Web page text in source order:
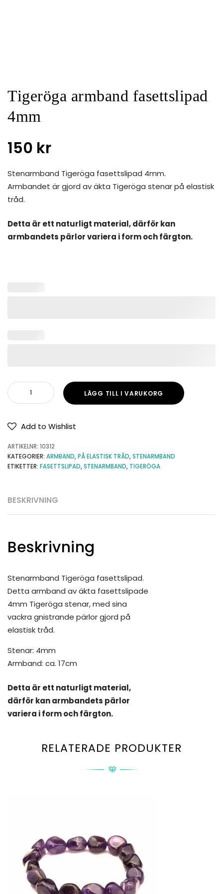
Tigeröga armband fasettslipad
4mm
150 kr
Stenarmband Tigeröga fasettslipad 4mm.
Armbandet är gjord av äkta Tigeröga stenar på elastisk
tråd.
Detta är ett naturligt material, därför kan
armbandets pärlor variera i form och färgton.
LÄGG TILL I VARUKORG
Add to Wishlist
ARTIKELNR: 10312
KATEGORIER: ARMBAND, PÅ ELASTISK TRÅD, STENARMBAND
ETIKETTER: FASETTSLIPAD, STENARMBAND, TIGERÖGA
BESKRIVNING
Beskrivning
Stenarmband Tigeröga fasettslipad.
Detta armband av äkta fasettslipade
4mm Tigeröga stenar, med sina
vackra gnistrande pärlor gjord på
elastisk tråd.
Stenar: 4mm
Armband: ca. 17cm
Detta är ett naturligt material,
därför kan armbandets pärlor
variera i form och färgton.
RELATERADE PRODUKTER